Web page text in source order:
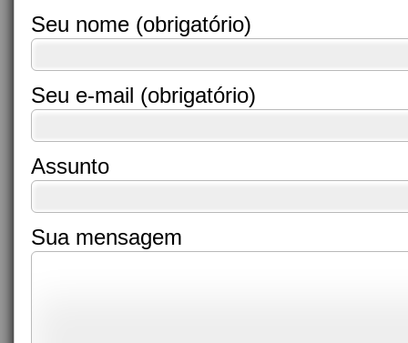
Seu nome (obrigatório)
Seu e-mail (obrigatório)
Assunto
Sua mensagem